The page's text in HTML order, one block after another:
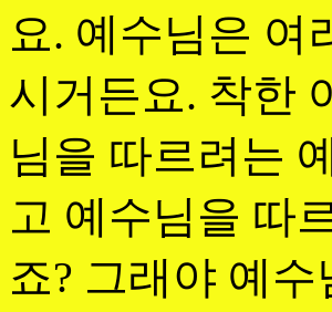
요. 예수님은 여
시거든요. 착한
님을 따르려는
고 예수님을 따
죠? 그래야 예